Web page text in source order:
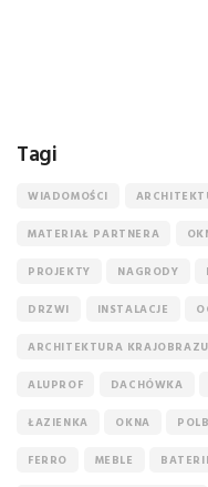
Tagi
WIADOMOŚCI
MATERIAŁ PARTNERA
PROJEKTY NAGRODY
DRZWI INSTALACJE
ARCHITEKTURA KRAJOBRAZU
ALUPROF DACHÓWKA
ŁAZIENKA OKNA
FERRO MEBLE